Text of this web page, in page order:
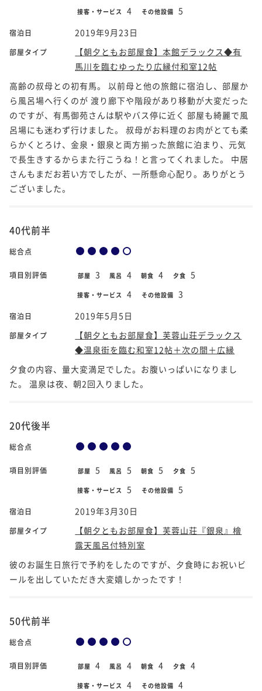
接客・サービス 4 その他設備 5
宿泊日 2019年9月23日
部屋タイプ
【朝夕ともお部屋食】本館デラックス◆有
馬川を臨むゆったり広縁付和室12帖
高齢の叔母との初有馬。 以前母と他の旅館に宿泊し、部屋か
ら風呂場へ行くのが 渡り廊下や階段があり移動が大変だった
のですが、有馬御苑さんは駅やバス停に近く 部屋も綺麗で風
呂場にも迷わず行けました。 叔母がお料理のお肉がとても柔
らかくとろけ、金泉・銀泉と両方揃った旅館に泊まり、元気
で長生きするからまた行こうね！と言ってくれました。 中居
さんもまだお若い方でしたが、一所懸命心配り。ありがとう
ございました。
40代前半
総合点
項目別評価 部屋 3 風呂 4 朝食 4 夕食 5
接客・サービス 4 その他設備 3
宿泊日 2019年5月5日
部屋タイプ
【朝夕ともお部屋食】芙蓉山荘デラックス
◆温泉街を臨む和室12帖＋次の間＋広縁
夕食の内容、量大変満足でした。お腹いっぱいになりまし
た。 温泉は夜、朝2回入りました。
20代後半
総合点
項目別評価 部屋 5 風呂 5 朝食 5 夕食 5
接客・サービス 5 その他設備 5
宿泊日 2019年3月30日
部屋タイプ
【朝夕ともお部屋食】芙蓉山荘『銀泉』檜
露天風呂付特別室
彼のお誕生日旅行で予約をしたのですが、夕食時にお祝いビ
ールを出していただき大変嬉しかったです！
50代前半
総合点
項目別評価 部屋 4 風呂 4 朝食 4 夕食 4
接客・サービス 4 その他設備 4